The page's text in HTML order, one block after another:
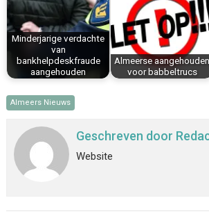
Minderjarige verdachte
van
bankhelpdeskfraude
aangehouden
Almeerse aangehouden
voor babbeltrucs
Almeers Nieuws
Geschreven door
Website